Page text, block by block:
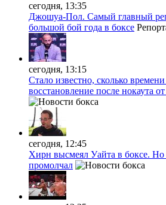
сегодня, 13:35
Джошуа-Пол. Самый главный
большой бой года в боксе
сегодня, 13:15
Стало известно, сколько
восстановление после нокаута
сегодня, 12:45
Хирн высмеял Уайта в боксе. Но
промолчал